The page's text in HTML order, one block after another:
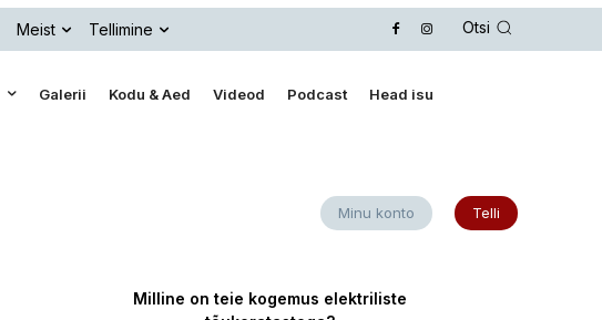
Meist Tellimine Otsi
Galerii Kodu & Aed Videod Podcast Head isu
Minu konto Telli
Milline on teie kogemus elektriliste